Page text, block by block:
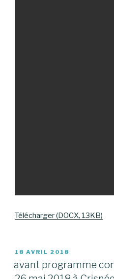
Télécharger (DOCX, 13KB)
PUBLIÉ
18 AVRIL 2018
avant programme